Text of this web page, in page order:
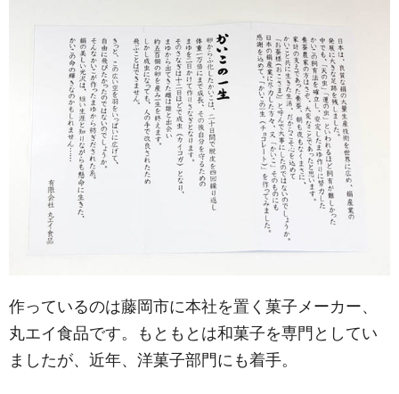
作っているのは藤岡市に本社を置く菓子メーカー、
丸エイ食品です。もともとは和菓子を専門としてい
ましたが、近年、洋菓子部門にも着手。